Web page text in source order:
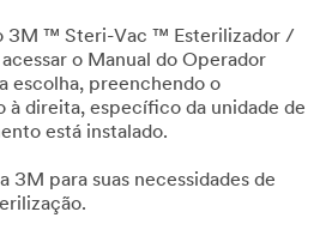
3M ™ Steri-Vac ™ Esterilizador /
o Manual do Operador
escolha, preenchendo o
à direita, específico da unidade de
está instalado.
para suas necessidades de